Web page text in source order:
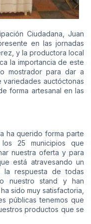
Ciudadana, Juan
en las jornadas
y la productora local
la importancia de este
mostrador para dar a
auctóctonas
forma artesanal en las
ha querido forma parte
25 municipios que
nuestra oferta y para
está atravesando un
la respuesta de todas
nuestro stand y han
sido muy satisfactoria,
públicas tenemos que
productos que se